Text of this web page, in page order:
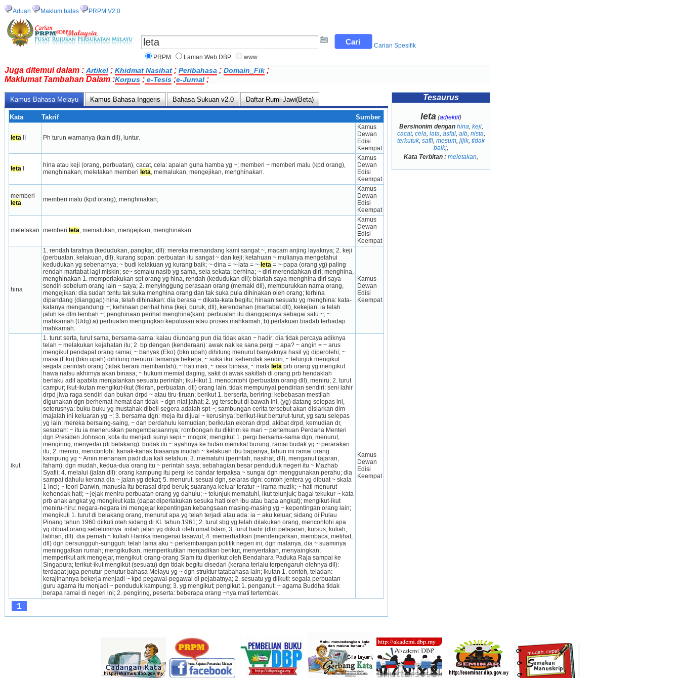
Aduan Maklum balas PRPM V2.0
Carian Spesifik
PRPM
Laman Web DBP www
Juga ditemui dalam : Artikel ; Khidmat Nasihat ; Peribahasa ; Domain_Fik ;
Maklumat Tambahan Dalam :Korpus ; e-Tesis ;e-Jurnal ;
Kamus Bahasa Melayu Kamus Bahasa Inggeris Bahasa Sukuan v2.0 Daftar Rumi-Jawi(Beta)
Kata Takrif Sumber
leta II Ph turun warnanya (kain dll), luntur.
Kamus
Dewan
Edisi
Keempat
leta I
hina atau keji (orang, perbuatan), cacat, cela: apalah guna hamba yg ~; memberi ~ memberi malu (kpd orang),
menghinakan; meletakan memberi leta, memalukan, mengeji­kan, menghinakan.
Kamus
Dewan
Edisi
Keempat
leta
memberi malu (kpd orang), menghinakan;
Kamus
Dewan
Edisi
Keempat
meletakan memberi leta, memalukan, mengeji­kan, menghinakan.
Kamus
Dewan
Edisi
Keempat
hina
1. rendah tarafnya (kedudukan, pangkat, dll): mereka memandang kami sangat ~, macam anjing layaknya; 2. keji
(perbuatan, kelakuan, dll), kurang sopan: perbuatan itu sangat ~ dan keji; ketahuan ~ mulianya mengetahui
kedudukan yg sebenarnya; ~ budi kelakuan yg kurang baik; ~-dina = ~-lata = ~-leta = ~-papa (orang yg) paling
rendah martabat lagi miskin; se~ semalu nasib yg sama, seia sekata; berhina; ~ diri merendahkan diri; menghina,
menghinakan 1. memperlaku­kan spt orang yg hina, rendah (kedudukan dll): biarlah saya menghina diri saya
sendiri sebelum orang lain ~ saya; 2. menyinggung perasaan orang (memaki dll), memburukkan nama orang,
mengejikan: dia sudah tentu tak suka menghina orang dan tak suka pula dihinakan oleh orang; terhina
dipandang (dianggap) hina, telah dihinakan: dia berasa ~ dikata-kata begitu; hinaan sesuatu yg menghina: kata-
katanya mengandungi ~; kehinaan perihal hina (keji, buruk, dll), kerendahan (martabat dll), kekejian: ia telah
jatuh ke dlm lembah ~; penghinaan perihal menghina(kan): per­buat­an itu dianggapnya sebagai satu ~; ~
mahkamah (Udg) a) perbuatan mengingkari keputusan atau proses mahkamah; b) per­lakuan biadab terhadap
mahkamah.
Kamus
Dewan
Edisi
Keempat
ikut
1. turut serta, turut sama, bersama-sama: kalau diundang pun dia tidak akan ~ hadir; dia tidak percaya adiknya
telah ~ melakukan kejahatan itu; 2. bp dengan (kenderaan): awak nak ke sana pergi ~ apa? ~ angin = ~ arus
mengikut pendapat orang ramai; ~ banyak (Eko) (bkn upah) dihitung menurut banyaknya hasil yg diperolehi; ~
masa (Eko) (bkn upah) dihitung menurut lamanya bekerja; ~ suka ikut kehendak sendiri; ~ telunjuk mengikut
segala perintah orang (tidak berani membantah); ~ hati mati, ~ rasa binasa, ~ mata leta prb orang yg mengikut
hawa nafsu akhirnya akan binasa; ~ hukum memiat daging, sakit di awak sakitlah di orang prb hendaklah
berlaku adil apabila menjalankan sesuatu perintah; ikut-ikut 1. mencontohi (perbuatan orang dll), meniru; 2. turut
campur; ikut-ikutan mengikut-ikut (fikiran, perbuatan, dll) orang lain, tidak mempunyai pendirian sendiri: seni lahir
drpd jiwa raga sendiri dan bukan drpd ~ atau tiru-tiruan; berikut 1. berserta, beriring: kebebasan mestilah
digunakan dgn berhemat-hemat dan tidak ~ dgn niat jahat; 2. yg tersebut di bawah ini, (yg) datang selepas ini,
seterusnya: buku-buku yg mustahak dibeli segera adalah spt ~; sambungan cerita tersebut akan disiarkan dlm
majalah ini keluaran yg ~; 3. bersama dgn: meja itu dijual ~ kerusinya; berikut-ikut berturut-turut, yg satu selepas
yg lain: mereka bersaing-saing, ~ dan berdahulu kemudian; berikutan ekoran drpd, akibat drpd, kemudian dr,
sesudah: ~ itu ia meneruskan pengembaraannya; rombongan itu dikirim ke mari ~ pertemuan Perdana Menteri
dgn Presiden Johnson; kota itu menjadi sunyi sepi ~ mogok; mengikut 1. pergi bersama-sama dgn, menurut,
mengiring, menyertai (di belakang): budak itu ~ ayahnya ke hutan memikat burung; ramai budak yg ~ perarakan
itu; 2. meniru, mencontohi: kanak-kanak biasanya mudah ~ kelakuan ibu bapanya; tahun ini ramai orang
kampung yg ~ Amin menanam padi dua kali setahun; 3. mematuhi (perintah, nasihat, dll), menganut (ajaran,
faham): dgn mudah, kedua-dua orang itu ~ perintah saya; sebahagian besar penduduk negeri itu ~ Mazhab
Syafii; 4. melalui (jalan dll): orang kampung itu pergi ke bandar terpaksa ~ sungai dgn menggunakan perahu; dia
sampai dahulu kerana dia ~ jalan yg dekat; 5. menurut, sesuai dgn, selaras dgn: contoh jentera yg dibuat ~ skala
1 inci; ~ teori Darwin, manusia itu berasal drpd beruk; suaranya keluar teratur ~ irama muzik; ~ hati menurut
kehendak hati; ~ jejak meniru perbuatan orang yg dahulu; ~ telunjuk mematuhi, ikut telunjuk; bagai tekukur ~ kata
prb anak angkat yg mengikut kata (dapat diperlakukan sesuka hati oleh ibu atau bapa angkat); mengikut-ikut
meniru-niru: negara-negara ini mengejar kepentingan kebangsaan masing-masing yg ~ kepentingan orang lain;
mengikuti 1. turut di belakang orang, menurut apa yg telah terjadi atau ada: ia ~ aku keluar; sidang di Pulau
Pinang tahun 1960 diikuti oleh sidang di KL tahun 1961; 2. turut sbg yg telah dilakukan orang, mencontohi apa
yg dibuat orang sebelumnya: inilah jalan yg diikuti oleh umat Islam; 3. turut hadir (dlm pelajaran, kursus, kuliah,
latihan, dll): dia pernah ~ kuliah Hamka mengenai tasawuf; 4. memerhatikan (mendengarkan, membaca, melihat,
dll) dgn bersungguh-sungguh: telah lama aku ~ perkembangan politik negeri ini; dgn matanya, dia ~ suaminya
meninggalkan rumah; mengikutkan, memperikutkan menjadikan berikut, menyertakan, menyaingkan;
memperikut ark mengejar, mengikut: orang-orang Siam itu diperikut oleh Bendahara Paduka Raja sampai ke
Singapura; terikut-ikut mengikut (sesuatu) dgn tidak begitu disedari (kerana terlalu terpengaruh olehnya dll):
terdapat juga penutur-penutur bahasa Melayu yg ~ dgn struktur tatabahasa lain; ikutan 1. contoh, teladan:
kerajinannya bekerja menjadi ~ kpd pegawai-pegawai di pejabatnya; 2. sesuatu yg diikuti: segala perbuatan
guru agama itu menjadi ~ penduduk kampung; 3. yg mengikut; pengikut 1. penganut: ~ agama Buddha tidak
berapa ramai di negeri ini; 2. pengiring, peserta: beberapa orang ~nya mati tertembak.
Kamus
Dewan
Edisi
Keempat
1
Tesaurus
leta (adjektif)
Bersinonim dengan hina, keji,
cacat, cela, lata, asfal, aib, nista,
terkutuk, safil, mesum, jijik, tidak
baik;,
Kata Terbitan : meletakan,